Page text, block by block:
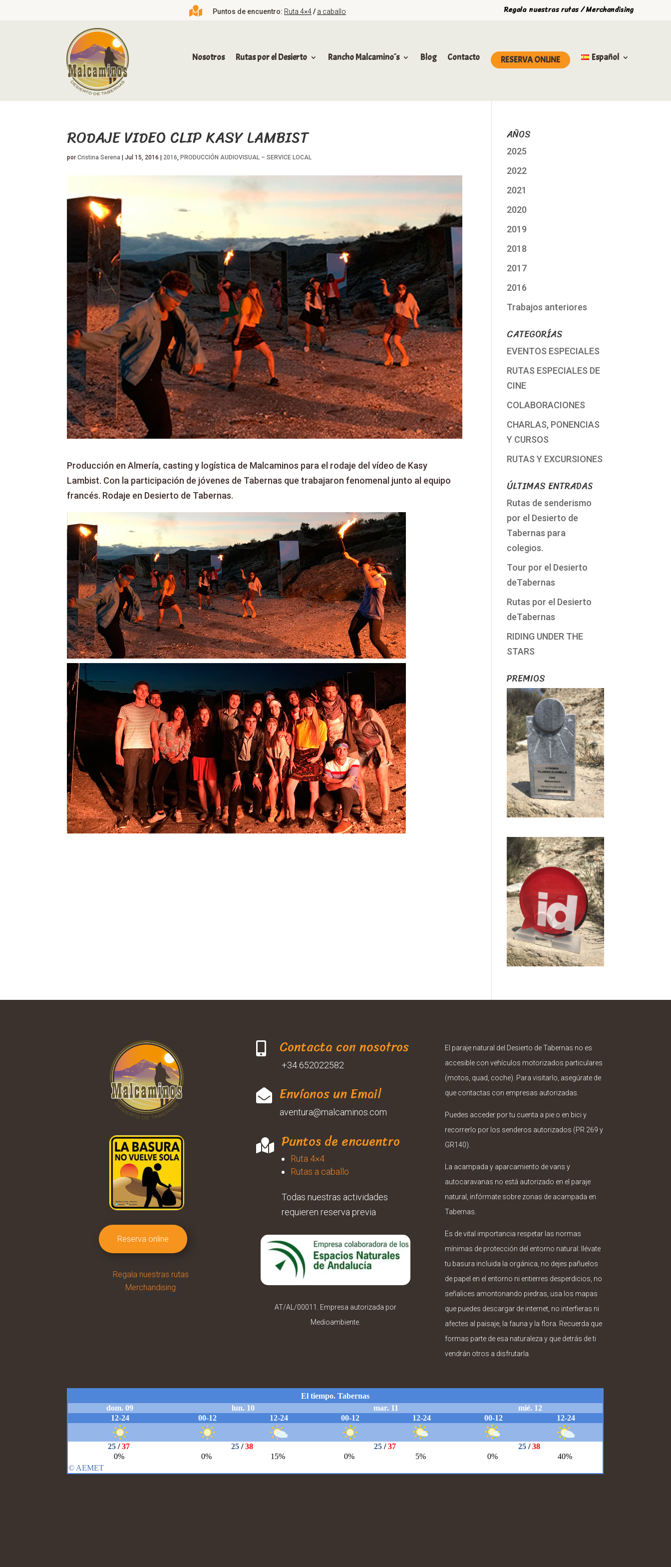
 Puntos de encuentro: Ruta 4×4/ a caballo Regala nuestras rutas / Merchandising
Nosotros Rutas por el Desierto Rancho Malcamino´s Blog Contacto RESERVA ONLINE Español
RODAJE VIDEO CLIP KASY LAMBIST
porCristina Serena |Jul 15, 2016 | 2016 ,PRODUCCIÓN AUDIOVISUAL – SERVICE LOCAL
Producción en Almería, casting y logística de Malcaminos para el rodaje del vídeo de Kasy
Lambist. Con la participación de jóvenes de Tabernas que trabajaron fenomenal junto al equipo
francés. Rodaje en Desierto de Tabernas.
AÑOS
2025
2022
2021
2020
2019
2018
2017
2016
Trabajos anteriores
CATEGORÍAS
EVENTOS ESPECIALES
RUTAS ESPECIALES DE
CINE
COLABORACIONES
CHARLAS, PONENCIAS
Y CURSOS
RUTAS Y EXCURSIONES
ÚLTIMAS ENTRADAS
Rutas de senderismo
por el Desierto de
Tabernas para
colegios.
Tour por el Desierto
deTabernas
Rutas por el Desierto
deTabernas
RIDING UNDER THE
STARS
PREMIOS
Reserva online
Regala nuestras rutas
Merchandising
 Contacta con nosotros
+34 652022582
 Envíanos un Email
aventura@malcaminos.com
 Puntos de encuentro
Ruta 4×4
Rutas a caballo
Todas nuestras actividades
requieren reserva previa
AT/AL/00011. Empresa autorizada por
Medioambiente.
El paraje natural del Desierto de Tabernas no es
accesible con vehículos motorizados particulares
(motos, quad, coche). Para visitarlo, asegúrate de
que contactas con empresas autorizadas.
Puedes acceder por tu cuenta a pie o en bici y
recorrerlo por los senderos autorizados (PR 269 y
GR140).
La acampada y aparcamiento de vans y
autocaravanas no está autorizado en el paraje
natural, infórmate sobre zonas de acampada en
Tabernas.
Es de vital importancia respetar las normas
mínimas de protección del entorno natural: llévate
tu basura incluida la orgánica, no dejes pañuelos
de papel en el entorno ni entierres desperdicios, no
señalices amontonando piedras, usa los mapas
que puedes descargar de internet, no interfieras ni
afectes al paisaje, la fauna y la flora. Recuerda que
formas parte de esa naturaleza y que detrás de ti
vendrán otros a disfrutarla.